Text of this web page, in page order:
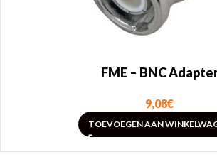
FME – BNC
9,08€
TOEVOEGEN AAN